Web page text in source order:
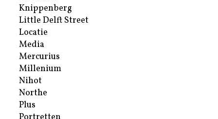
Knippenberg
Little Delft Street
Locatie
Media
Mercurius
Millenium
Nihot
Northe
Plus